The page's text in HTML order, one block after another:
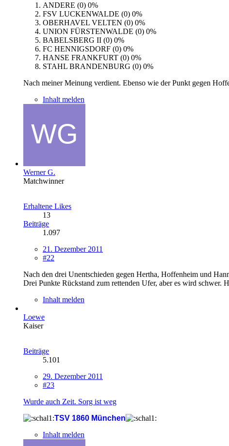
ANDERE (0) 0%
FSV LUCKENWALDE (0) 0%
OBERHAVEL VELTEN (0) 0%
UNION FÜRSTENWALDE (0) 0%
BABELSBERG II (0) 0%
FC HENNIGSDORF (0) 0%
HANSE FRANKFURT (0) 0%
STAHL BRANDENBURG (0) 0%
Nach meiner Meinung verdient. Ebenso wie der Punkt gegen
Inhalt melden
Werner G.
Matchwinner
Erhaltene Likes
13
Beiträge
1.097
21. Dezember 2011
#22
Nach den drei Unentschieden gegen Hertha, Hoffenheim und
Drei Punkte Rückstand zum rettenden Ufer, aber es wird schwer.
Inhalt melden
Loewe
Kaiser
Beiträge
5.101
29. Dezember 2011
#23
Wurde auch Zeit. Sorg ist weg
TSV 1860 München
Inhalt melden